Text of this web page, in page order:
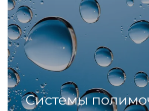
Системы